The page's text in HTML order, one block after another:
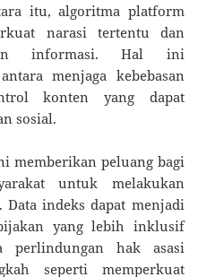
itu, algoritma platform
narasi tertentu dan
informasi. Hal ini
menjaga kebebasan
konten yang dapat
sosial.
memberikan peluang bagi
untuk melakukan
Data indeks dapat menjadi
yang lebih inklusif
perlindungan hak asasi
seperti memperkuat